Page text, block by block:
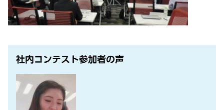
社内コンテスト参加者の声